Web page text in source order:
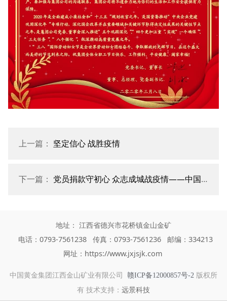
上一篇： 坚定信心 战胜疫情
下一篇： 党员捐款守初心 众志成城战疫情——中国黄金在京党员干部踊跃捐款支持新冠肺炎疫情防控工作
地址： 江西省德兴市花桥镇金山金矿
电话：0793-7561238 传真：0793-7561236 邮编：334213
网址：https://www.jxjsjk.com
中国黄金集团江西金山矿业有限公司 赣ICP备12000857号-2 版权所
有 技术支持： 远景科技